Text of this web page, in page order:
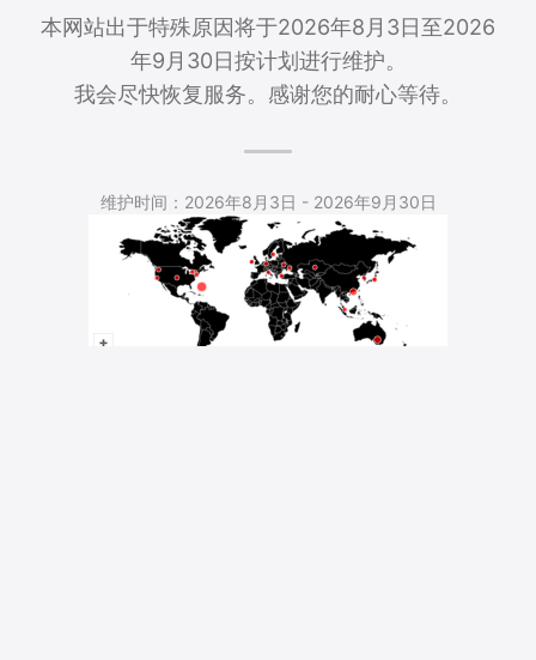
本网站出于特殊原因将于2026年8月3日至2026
年9月30日按计划进行维护。
我会尽快恢复服务。感谢您的耐心等待。
维护时间：2026年8月3日 - 2026年9月30日
5,539 Total Pageviews